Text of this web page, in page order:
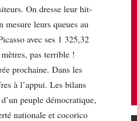
On dresse leur hit-
leurs queues au
avec ses 1 325,32
pas terrible !
prochaine. Dans les
à l’appui. Les bilans
peuple démocratique,
nationale et cocorico